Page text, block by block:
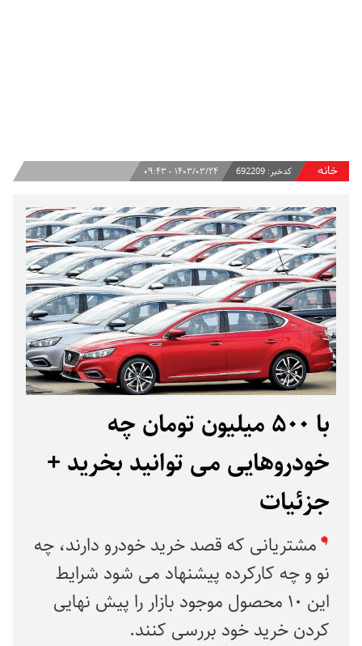
خانه کدخبر: 692209 ۱۴۰۳/۰۳/۲۴ - ۰۹:۴۳
با ۵۰۰ میلیون تومان چه
خودروهایی می توانید بخرید +
جزئیات
مشتریانی که قصد خرید خودرو دارند، چه
نو و چه کارکرده پیشنهاد می شود شرایط
این ۱۰ محصول موجود بازار را پیش نهایی
کردن خرید خود بررسی کنند.